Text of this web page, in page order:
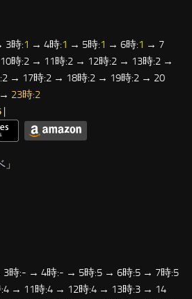
3時:1 → 4時:1 → 5時:1 → 6時:1 → 7
時:2 → 11時:2 → 12時:2 → 13時:2 →
→ 17時:2 → 18時:2 → 19時:2 → 20
23時:2
|
」
時:- → 4時:- → 5時:5 → 6時:5 → 7時:5
→ 11時:4 → 12時:4 → 13時:3 → 14